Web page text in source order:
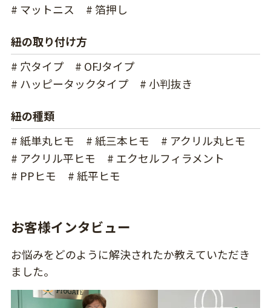
# マットニス
# 箔押し
紐の取り付け方
# 穴タイプ
# OFJタイプ
# ハッピータックタイプ
# 小判抜き
紐の種類
# 紙単丸ヒモ
# 紙三本ヒモ
# アクリル丸ヒモ
# アクリル平ヒモ
# エクセルフィラメント
# PPヒモ
# 紙平ヒモ
お客様インタビュー
お悩みをどのように解決されたか教えていただき
ました。